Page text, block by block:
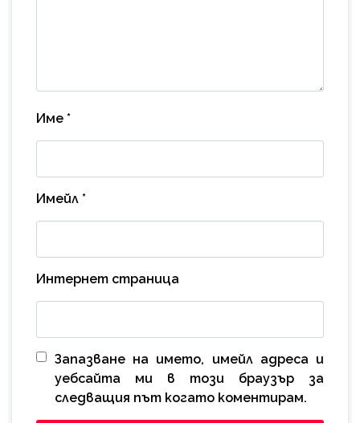
Име *
Имейл *
Интернет страница
Запазване на името, имейл адреса и
уебсайта ми в този браузър за
следващия път когато коментирам.